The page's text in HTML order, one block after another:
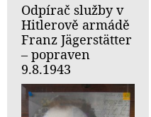
Odpírač služby v
Hitlerově armádě
Franz Jägerstätter
– popraven
9.8.1943